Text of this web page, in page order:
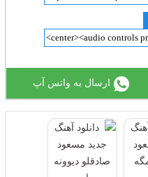
ارسال به واتس آپ